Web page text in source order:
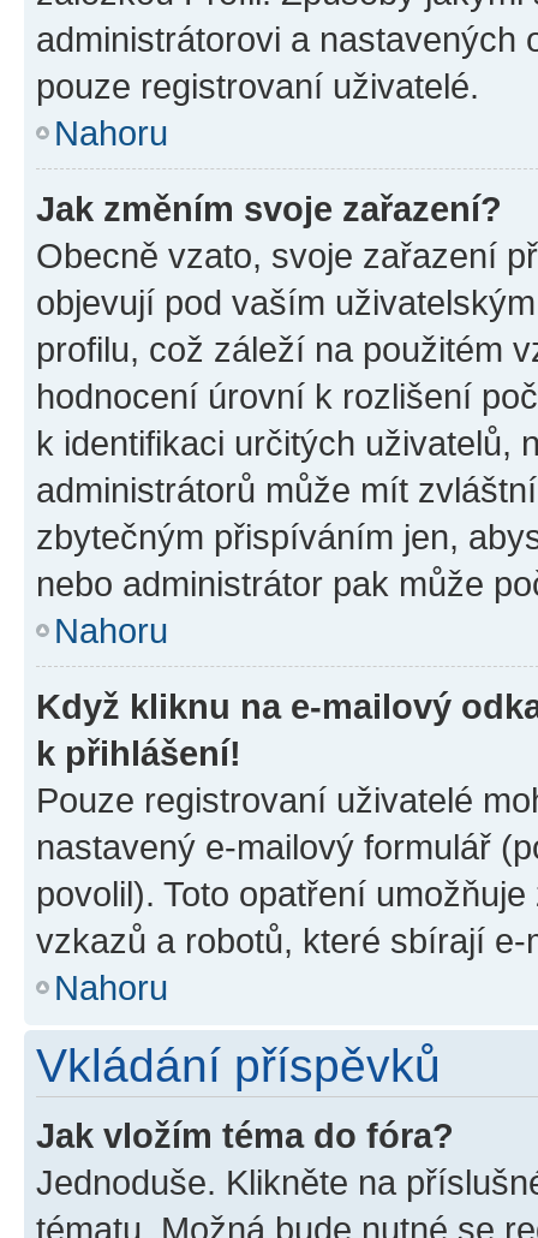
administrátorovi a nastavených
pouze registrovaní uživatelé.
Nahoru
Jak změním svoje zařazení?
Obecně vzato, svoje zařazení
objevují pod vaším
profilu, což záleží na použitém
hodnocení úrovní k rozlišení
k identifikaci určitých uživatelů,
administrátorů může mít
zbytečným přispíváním jen,
nebo administrátor pak může
Nahoru
Když kliknu na e-mailový
k přihlášení!
Pouze registrovaní uživatelé
nastavený e-mailový formulář
povolil). Toto opatření
vzkazů a robotů, které sbírají e-
Nahoru
Vkládání příspěvků
Jak vložím téma do fóra?
Jednoduše. Klikněte na
tématu. Možná bude nutné se